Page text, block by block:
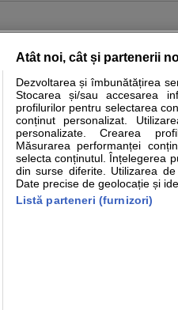
medicale Boli si afectiuni
pe sfatulmedicului.ro au
ca pe langa informatia primita pe
- ANPC
a
- CNAS
- ANMDM
Parteneri
Atât noi, cât și partenerii
Dezvoltarea și îmbunătățirea
Stocarea și/sau accesarea
profilurilor pentru selectarea
conținut personalizat.
personalizate. Crearea
Măsurarea performanței
selecta conținutul. Înțelegerea
din surse diferite. Utilizarea
Date precise de geolocație și
Listă parteneri (furnizori)